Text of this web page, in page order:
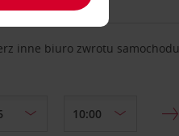
inne biuro zwrotu samochodu